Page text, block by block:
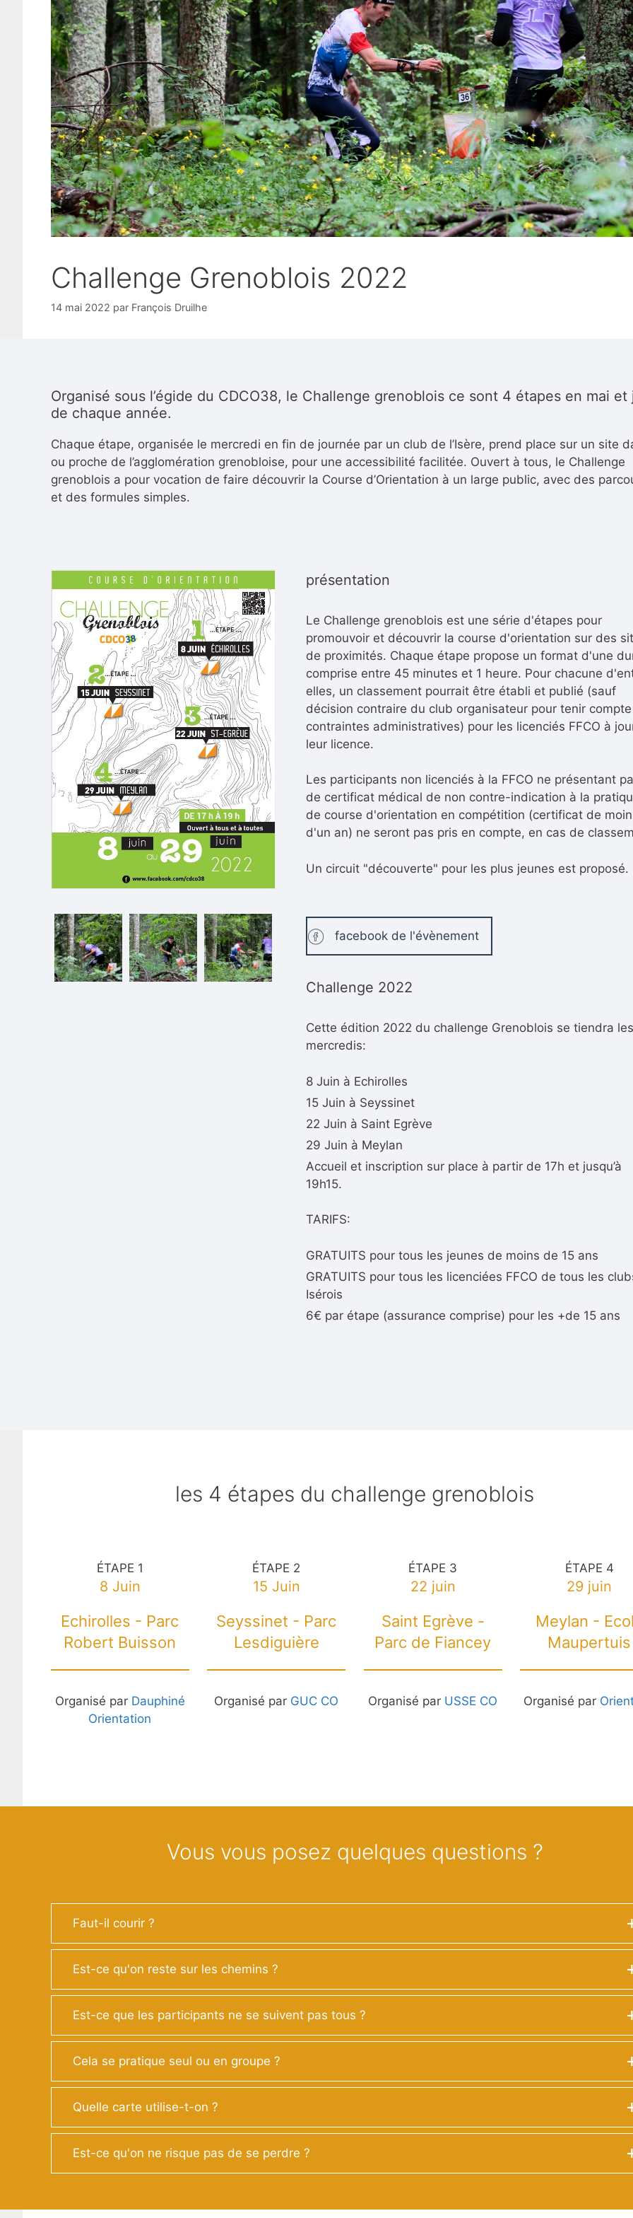
Challenge Grenoblois 2022
14 mai 2022 par François Druilhe
Organisé sous l’égide du CDCO38, le Challenge grenoblois ce sont 4 étapes en mai et
de chaque année.
Chaque étape, organisée le mercredi en fin de journée par un club de l’Isère, prend place sur un site
ou proche de l’agglomération grenobloise, pour une accessibilité facilitée. Ouvert à tous, le Challenge
grenoblois a pour vocation de faire découvrir la Course d’Orientation à un large public, avec des
et des formules simples.
présentation
Le Challenge grenoblois est une série d'étapes pour
promouvoir et découvrir la course d'orientation sur des
de proximités. Chaque étape propose un format d'une
comprise entre 45 minutes et 1 heure. Pour chacune
elles, un classement pourrait être établi et publié (sauf
décision contraire du club organisateur pour tenir
contraintes administratives) pour les licenciés FFCO à
leur licence.
Les participants non licenciés à la FFCO ne présentant
de certificat médical de non contre-indication à la
de course d'orientation en compétition (certificat de
d'un an) ne seront pas pris en compte, en cas de
Un circuit "découverte" pour les plus jeunes est proposé.
facebook de l'évènement
Challenge 2022
Cette édition 2022 du challenge Grenoblois se tiendra
mercredis:
8 Juin à Echirolles
15 Juin à Seyssinet
22 Juin à Saint Egrève
29 Juin à Meylan
Accueil et inscription sur place à partir de 17h et jusqu’à
19h15.
TARIFS:
GRATUITS pour tous les jeunes de moins de 15 ans
GRATUITS pour tous les licenciées FFCO de tous les
Isérois
6€ par étape (assurance comprise) pour les +de 15 ans
les 4 étapes du challenge grenoblois
ÉTAPE 1
8 Juin
Echirolles - Parc
Robert Buisson
Organisé par Dauphiné
Orientation
ÉTAPE 2
15 Juin
Seyssinet - Parc
Lesdiguière
Organisé par GUC CO
ÉTAPE 3
22 juin
Saint Egrève -
Parc de Fiancey
Organisé par USSE CO
ÉTAPE 4
29 juin
Meylan -
Maupertuis
Organisé par
Vous vous posez quelques questions ?
Faut-il courir ?
Est-ce qu'on reste sur les chemins ?
Est-ce que les participants ne se suivent pas tous ?
Cela se pratique seul ou en groupe ?
Quelle carte utilise-t-on ?
Est-ce qu'on ne risque pas de se perdre ?